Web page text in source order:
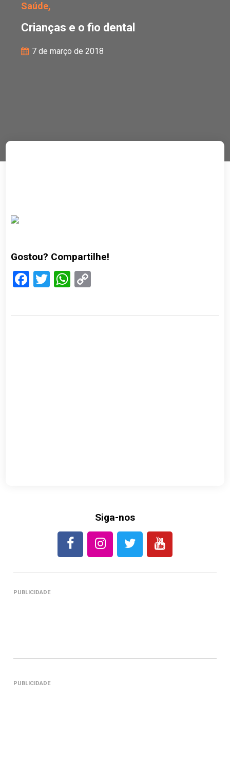
Saúde,
Crianças e o fio dental
7 de março de 2018
Gostou? Compartilhe!
Facebook
TwitterWhatsApp
Siga-nos
PUBLICIDADE
PUBLICIDADE